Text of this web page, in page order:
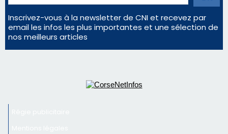
Régie publicitaire
Mentions légales
Nous contacter